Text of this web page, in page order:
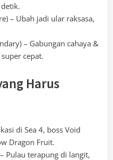
– Ubah jadi ular raksasa,
– Gabungan cahaya &
cepat.
Harus
di Sea 4, boss Void
Dragon Fruit.
– Pulau terapung di langit,